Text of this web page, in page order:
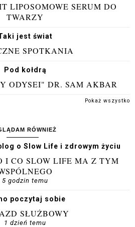
LIPOSOMOWE SERUM DO
TWARZY
jest świat
SPOTKANIA
Pod kołdrą
ODYSEI" DR. SAM AKBAR
Pokaż wszystko
RÓWNIEŻ
o Slow Life i zdrowym życiu
I CO SLOW LIFE MA Z TYM
5 godzin temu
poczytaj sobie
SŁUŻBOWY
1 dzień temu